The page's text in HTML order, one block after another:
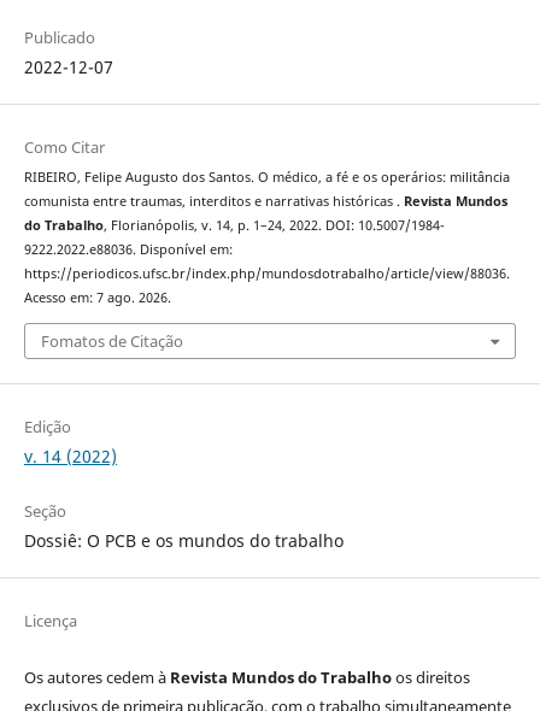
Publicado
2022-12-07
Como Citar
RIBEIRO, Felipe Augusto dos Santos. O médico, a fé e os operários: militância
comunista entre traumas, interditos e narrativas históricas . Revista Mundos
do Trabalho, Florianópolis, v. 14, p. 1–24, 2022. DOI: 10.5007/1984-
9222.2022.e88036. Disponível em:
https://periodicos.ufsc.br/index.php/mundosdotrabalho/article/view/88036.
Acesso em: 7 ago. 2026.
Fomatos de Citação
Edição
v. 14 (2022)
Seção
Dossiê: O PCB e os mundos do trabalho
Licença
Os autores cedem à Revista Mundos do Trabalhoos direitos
exclusivos de primeira publicação, com o trabalho simultaneamente